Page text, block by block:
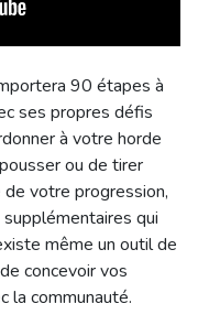
90 étapes à
ses propres défis
à votre horde
ou de tirer
votre progression,
qui
même un outil de
concevoir vos
la communauté.